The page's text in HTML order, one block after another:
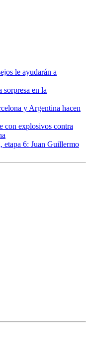
le ayudarán a
en la
y Argentina hacen
con explosivos contra
etapa 6: Juan Guillermo